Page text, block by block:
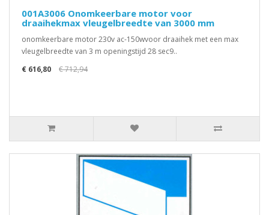
001A3006 Onomkeerbare motor voor
draaihekmax vleugelbreedte van 3000 mm
onomkeerbare motor 230v ac-150wvoor draaihek met een max
vleugelbreedte van 3 m openingstijd 28 sec9..
€ 616,80
€ 712,94